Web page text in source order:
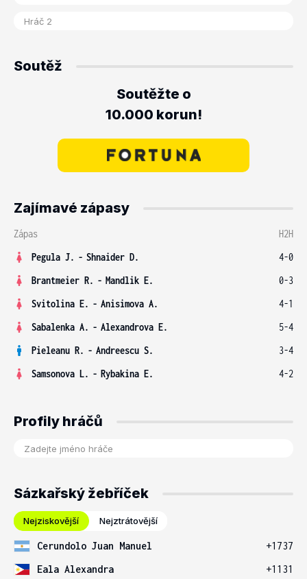
Soutěž
Soutěžte o
10.000 korun!
Zajímavé zápasy
Zápas
H2H
Pegula J. - Shnaider D.
4-0
Brantmeier R. - Mandlik E.
0-3
Svitolina E. - Anisimova A.
4-1
Sabalenka A. - Alexandrova E.
5-4
Pieleanu R. - Andreescu S.
3-4
Samsonova L. - Rybakina E. 4-2
Profily hráčů
Sázkařský žebříček
Nejziskovější Nejztrátovější
Cerundolo Juan Manuel
+1737
Eala Alexandra
+1131